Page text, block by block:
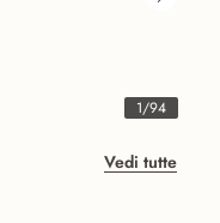
1/94
Vedi tutte